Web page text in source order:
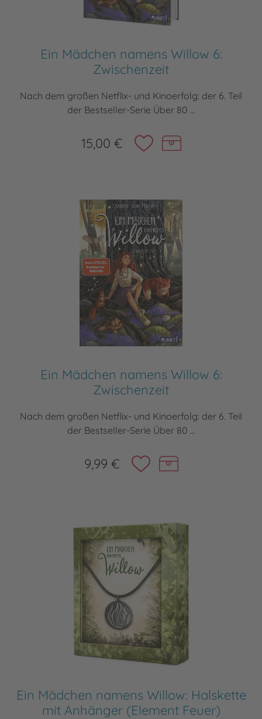
Ein Mädchen namens Willow 6:
Zwischenzeit
Nach dem großen Netflix- und Kinoerfolg: der 6. Teil
der Bestseller-Serie Über 80 ...
15,00 €
Ein Mädchen namens Willow 6:
Zwischenzeit
Nach dem großen Netflix- und Kinoerfolg: der 6. Teil
der Bestseller-Serie Über 80 ...
9,99 €
Ein Mädchen namens Willow: Halskette
mit Anhänger (Element Feuer)